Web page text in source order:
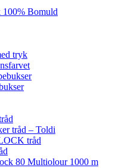
100% Bomuld
tryk
tråd – Toldi
tråd
80 Multiolour 1000 m